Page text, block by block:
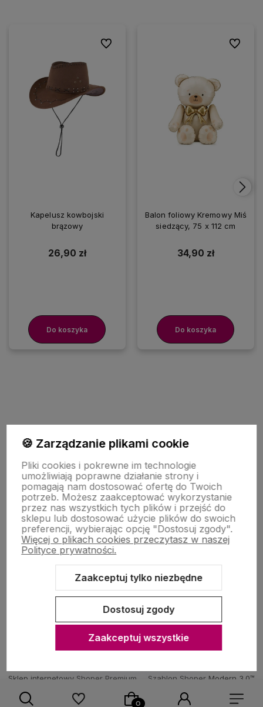
Kapelusz kowbojski
brązowy
26,90 zł
Do koszyka
Do ulubionych
Balon foliowy Kremowy Miś
siedzący, 75 x 112 cm
34,90 zł
Do koszyka
Do
Pomoc
Moje konto
Zakupy
Sklep internetowy Shoper Premium
Szablon Shoper Modern 3.0™
🍪 Zarządzanie plikami cookie
Pliki cookies i pokrewne im technologie
umożliwiają poprawne działanie strony i
pomagają nam dostosować ofertę do Twoich
potrzeb. Możesz zaakceptować wykorzystanie
przez nas wszystkich tych plików i przejść do
sklepu lub dostosować użycie plików do swoich
preferencji, wybierając opcję "Dostosuj zgody".
Więcej o plikach cookies przeczytasz w naszej
Polityce prywatności.
Zaakceptuj tylko niezbędne
Dostosuj zgody
Zaakceptuj wszystkie